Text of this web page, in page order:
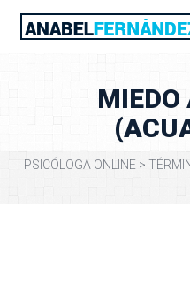
MIEDO
PSICÓLOGA ONLINE >